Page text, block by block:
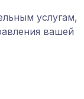
услугам,
вашей